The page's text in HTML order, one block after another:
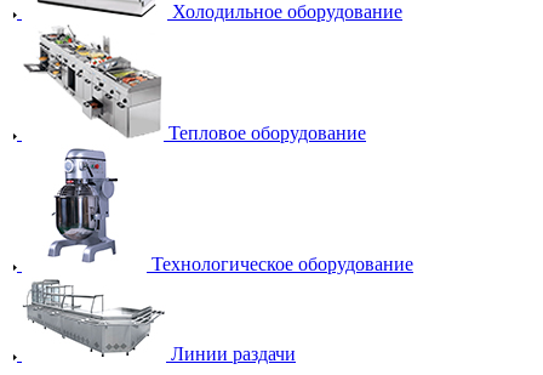
Холодильное оборудование
Тепловое оборудование
Технологическое оборудование
Линии раздачи